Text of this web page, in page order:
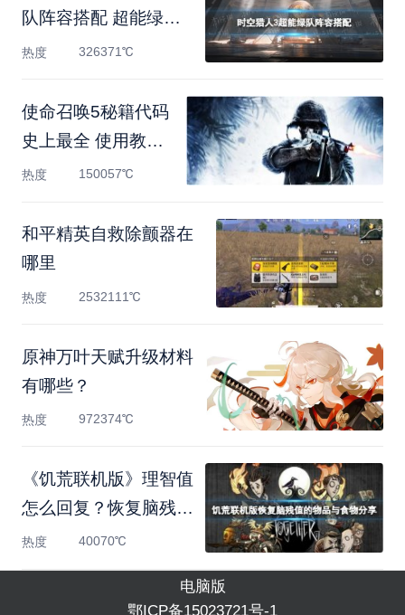
队阵容搭配 超能绿队
怎么玩
热度 326371℃
使命召唤5秘籍代码
史上最全 使用教程
及关卡地图
热度 150057℃
和平精英自救除颤器在
哪里
热度 2532111℃
原神万叶天赋升级材料
有哪些？
热度 972374℃
《饥荒联机版》理智值
怎么回复？恢复脑残值
的
热度 40070℃
电脑版
鄂ICP备15023721号-1